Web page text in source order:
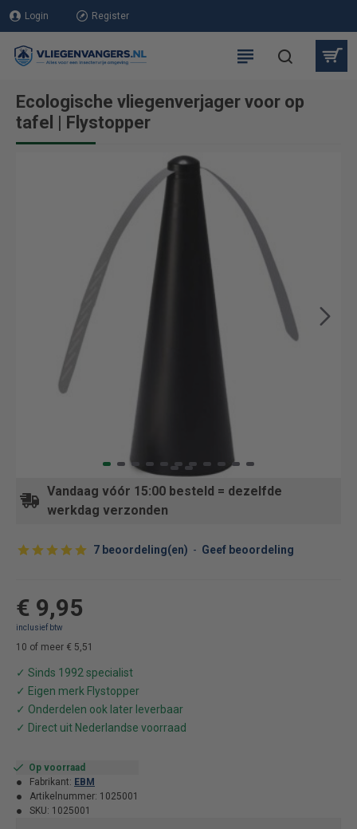
Login Register
Ecologische vliegenverjager voor op
tafel | Flystopper
Vandaag vóór 15:00 besteld = dezelfde
werkdag verzonden
7 beoordeling(en) - Geef beoordeling
€ 9,95
10 of meer € 5,51
Op voorraad
Fabrikant: EBM
Artikelnummer: 1025001
SKU: 1025001